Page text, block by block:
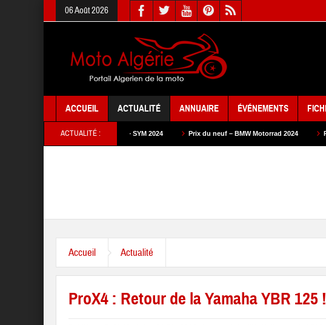
06 Août 2026
ACCUEIL ACTUALITÉ ANNUAIRE ÉVÉNEMENTS
ACTUALITÉ :
Prix du neuf – SYM 2024 Prix du neuf – BMW Motorrad 2024 Prix du neuf – SAM
Accueil Actualité
ProX4 : Retour de la Yamaha YBR 125 !